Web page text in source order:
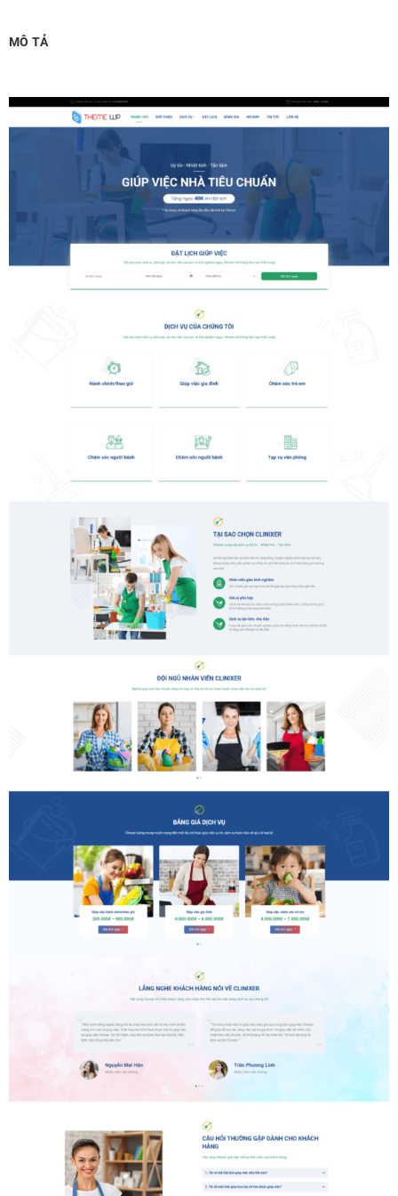
Tên miền quốc tế .com .net .org (1 năm)(+350,000 ₫)
Tên miền Việt Nam .vn (1 năm)(+550,000 ₫)
Hosting 2GB SSD (1 năm)
Hosting 4GB SSD (1 năm)(+1,000,000 ₫)
Hosting 8GB SSD (1 năm)(+1,200,000 ₫)
MÔ TẢ